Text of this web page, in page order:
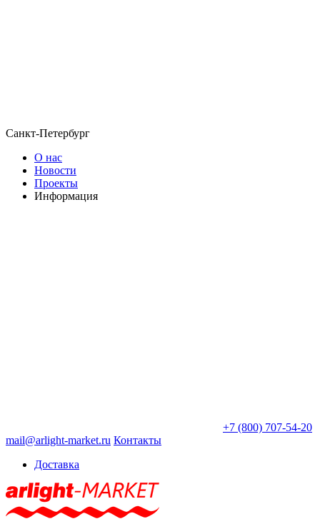
Санкт-Петербург
О нас
Новости
Проекты
Информация
+7 (800) 707-54-20
mail@arlight-market.ru Контакты
Доставка